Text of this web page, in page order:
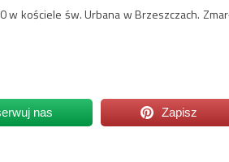
kościele św. Urbana w Brzeszczach.
nas Zapisz